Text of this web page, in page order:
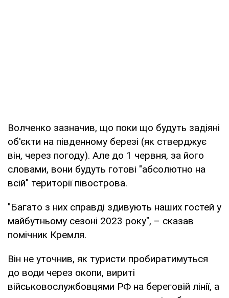
Волченко зазначив, що поки що будуть задіяні
об'єкти на південному березі (як стверджує
він, через погоду). Але до 1 червня, за його
словами, вони будуть готові "абсолютно на
всій" території півострова.
"Багато з них справді здивують наших гостей у
майбутньому сезоні 2023 року", – сказав
помічник Кремля.
Він не уточнив, як туристи пробиратимуться
до води через окопи, вириті
військовослужбовцями РФ на береговій лінії, а